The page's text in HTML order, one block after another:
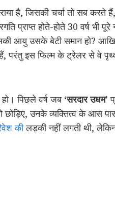
है, जिसकी चर्चा तो सब करते
प्राप्त होते-होते 30 वर्ष भी
आयु उसके बेटी समान हो?
हैं, परंतु इस फिल्म के ट्रेलर से वे
पिछले वर्ष जब ‘सरदार उधम’
उनके व्यक्तित्व के आस
कीलड़की नहीं लगती थी,